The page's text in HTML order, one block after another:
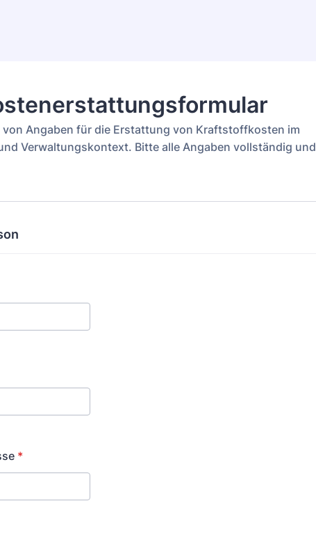
von Angaben für die Erstattung von Kraftstoffkosten im
Verwaltungskontext. Bitte alle Angaben vollständig und
*